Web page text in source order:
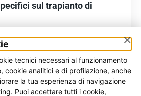
sul trapianto di
valutazione del
×
tecnici necessari al funzionamento
cookie analitici e di profilazione, anche
la tua esperienza di navigazione
Puoi accettare tutti i cookie,